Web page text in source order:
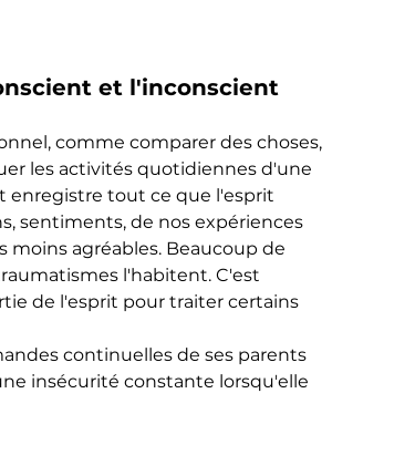
et l'inconscient
comme comparer des choses,
les activités quotidiennes d'une
enregistre tout ce que l'esprit
sentiments, de nos expériences
moins agréables. Beaucoup de
l'habitent. C'est
de l'esprit pour traiter certains
continuelles de ses parents
insécurité constante lorsqu'elle